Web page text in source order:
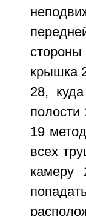
крышка
28,
полости
19
всех
камеру